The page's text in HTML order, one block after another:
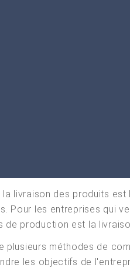
livraison des produits
Pour les entreprises qui
de production est la
plusieurs méthodes de
les objectifs de